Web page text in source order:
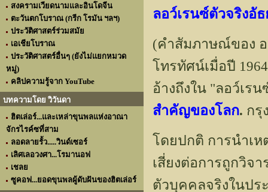
สงครามเวียดนามและอินโดจีน
ตะวันตกโบราณ (กรีก โรมัน ฯลฯ)
ประวัติศาสตร์ร่วมสมัย
เอเชียโบราณ
ประวัติศาสตร์อื่นๆ (ยังไม่แยกหมวด
หมู่)
คลิปความรู้จาก YouTube
บทความโดย วิวันดา
ฮิตเล่อร์...และเหล่าขุนพลแห่งอาณา
จักรไรค์ซที่สาม
ลอดลายรั้ว.....วินด์เซอร์
เลิศเลอวงศา...โรมานอฟ
เชลย
ซูคอฟ...ยอดขุนพลผู้ดับฝันของฮิตเล่อร์
ลอว์เรนซ์ตัวจริงอั
(คำสัมภาษณ์ของ อ
โทรทัศน์เมื่อปี
อ้างถึงใน "ลอว์เร
สำคัญของโลก. กรุ
โดยปกติ การนำเ
เสี่ยงต่อการถูกวิจ
ตัวบุคคลจริงในปร